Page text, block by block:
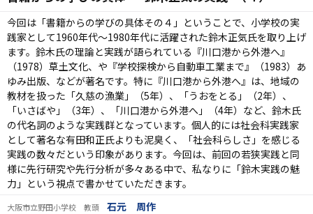
今回は「書籍からの学びの具体その４」ということで、小学校の実
践家として1960年代～1980年代に活躍された鈴木正気氏を取り上げ
ます。鈴木氏の理論と実践が語られている『川口港から外港へ』
（1978）草土文化、や『学校探検から自動車工業まで』（1983）あ
ゆみ出版、などが著名です。特に『川口港から外港へ』は、地域の
教材を扱った「久慈の漁業」（5年）、「うおをとる」（2年）、
「いさばや」（3年）、「川口港から外港へ」（4年）など、鈴木氏
の代名詞のような実践群となっています。個人的には社会科実践家
として著名な有田和正氏よりも泥臭く、「社会科らしさ」を感じる
実践の数々だという印象があります。今回は、前回の若狭実践と同
様に先行研究や先行分析が多々ある中で、私なりに「鈴木実践の魅
力」という視点で書かせていただきます。
大阪市立野田小学校 教頭 石元 周作